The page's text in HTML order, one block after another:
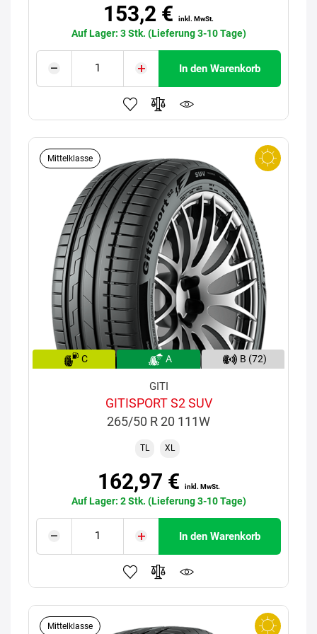
153,2 € inkl. MwSt.
Auf Lager: 3 Stk. (Lieferung 3-10 Tage)
In den Warenkorb
Mittelklasse
C A B (72)
GITI
GITISPORT S2 SUV
265/50 R 20 111W
TL XL
162,97 € inkl. MwSt.
Auf Lager: 2 Stk. (Lieferung 3-10 Tage)
In den Warenkorb
Mittelklasse